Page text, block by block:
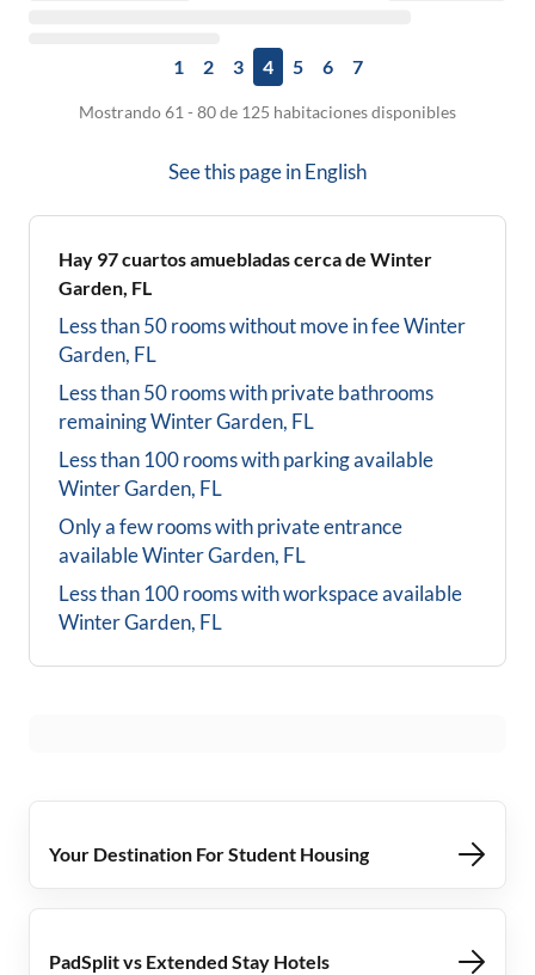
1 2 3 4 5 6 7
Mostrando 61 - 80 de 125 habitaciones disponibles
See this page inEnglish
Hay 97cuartos amuebladas cerca de Winter
Garden, FL
Less than 50 rooms without move in feeWinter
Garden, FL
Less than 50 rooms with private bathrooms
remainingWinter Garden, FL
Less than 100 rooms with parking available
Winter Garden, FL
Only a few rooms with private entrance
availableWinter Garden, FL
Less than 100 rooms with workspace available
Winter Garden, FL
Your Destination For Student Housing
PadSplit vs Extended Stay Hotels